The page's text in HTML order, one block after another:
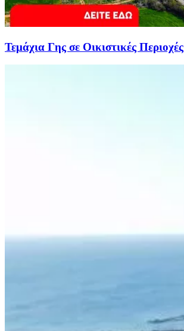
Τεμάχια Γης σε Οικιστικές Περιοχές